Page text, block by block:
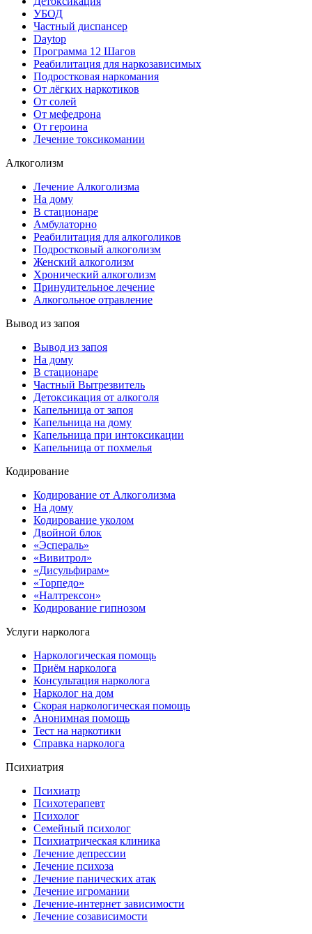
УБОД
Частный диспансер
Daytop
Программа 12 Шагов
Реабилитация для наркозависимых
Подростковая наркомания
От лёгких наркотиков
От солей
От мефедрона
От героина
Лечение токсикомании
Алкоголизм
Лечение Алкоголизма
На дому
В стационаре
Амбулаторно
Реабилитация для алкоголиков
Подростковый алкоголизм
Женский алкоголизм
Хронический алкоголизм
Принудительное лечение
Алкогольное отравление
Вывод из запоя
Вывод из запоя
На дому
В стационаре
Частный Вытрезвитель
Детоксикация от алкоголя
Капельница от запоя
Капельница на дому
Капельница при интоксикации
Капельница от похмелья
Кодирование
Кодирование от Алкоголизма
На дому
Кодирование уколом
Двойной блок
«Эспераль»
«Вивитрол»
«Дисульфирам»
«Торпедо»
«Налтрексон»
Кодирование гипнозом
Услуги нарколога
Наркологическая помощь
Приём нарколога
Консультация нарколога
Нарколог на дом
Скорая наркологическая помощь
Анонимная помощь
Тест на наркотики
Справка нарколога
Психиатрия
Психиатр
Психотерапевт
Психолог
Семейный психолог
Психиатрическая клиника
Лечение депрессии
Лечение психоза
Лечение панических атак
Лечение игромании
Лечение-интернет зависимости
Лечение созависимости